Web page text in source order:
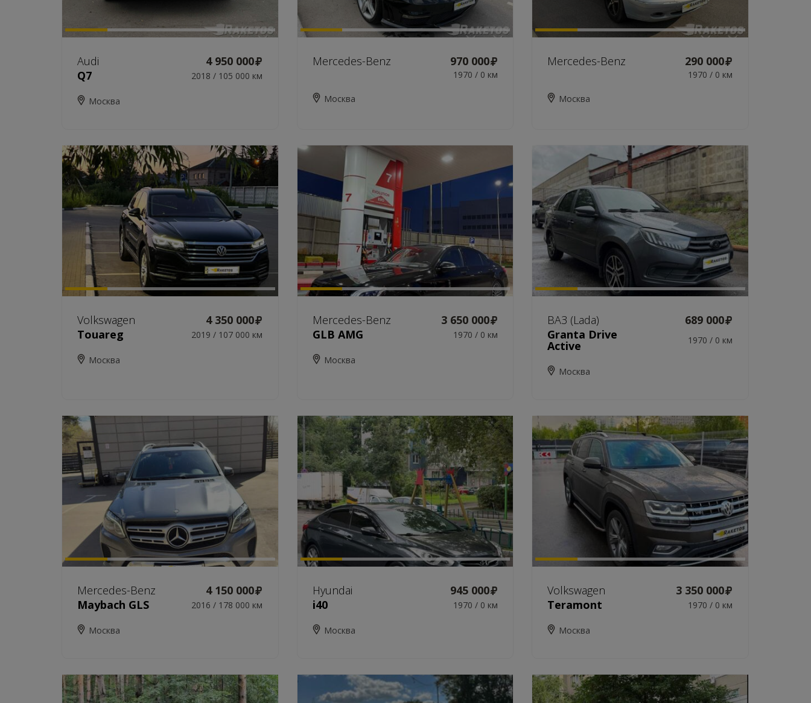
Audi
4 950 000
Q7
2018 / 105 000 км
Москва
Mercedes-Benz 970 000
1970 / 0 км
Москва
Mercedes-Benz 290 000
1970 / 0 км
Москва
Volkswagen
4 350 000
Touareg
2019 / 107 000 км
Москва
Mercedes-Benz
3 650 000
GLB AMG
1970 / 0 км
Москва
ВАЗ (Lada)
689 000
Granta Drive
Active 1970 / 0 км
Москва
Mercedes-Benz
4 150 000
Maybach GLS
2016 / 178 000 км
Москва
Hyundai
945 000
i40
1970 / 0 км
Москва
Volkswagen
3 350 000
Teramont
1970 / 0 км
Москва